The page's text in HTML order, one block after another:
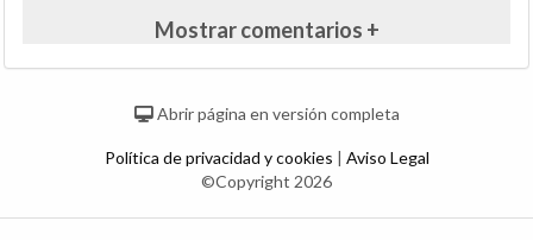
Mostrar comentarios +
Abrir página en versión completa
Política de privacidad y cookies | Aviso Legal
©Copyright 2026